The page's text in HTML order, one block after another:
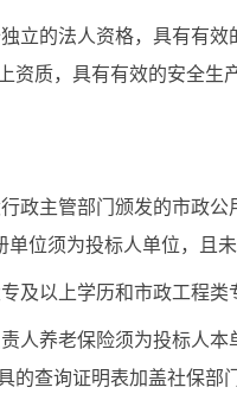
立的法人资格，具有有
资质，具有有效的安全
政主管部门颁发的市政
位须为投标人单位，且
及以上学历和市政工程类
人养老保险须为投标人
的查询证明表加盖社保